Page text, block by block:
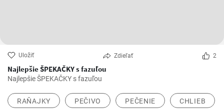
Uložiť Zdieľať 2
Najlepšie ŠPEKAČKY s fazuľou
Najlepšie ŠPEKAČKY s fazuľou
RAŇAJKY PEČIVO PEČENIE CHLIEB